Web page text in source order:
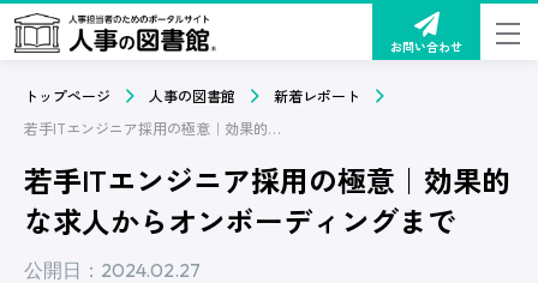
お問い合わせ
トップページ 人事の図書館
新着レポート
若手ITエンジニア採用の極意｜効果的な求人からオンボーディングまで
若手ITエンジニア採用の極意｜効果的
な求人からオンボーディングまで
公開日：2024.02.27